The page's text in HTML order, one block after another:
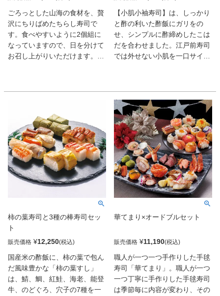
ごろっとした山海の食材を、贅
沢にちりばめたちらし寿司で
す。食べやすいように2個組に
なっていますので、日を分けて
お召し上がりいただけます。電
【小肌小袖寿司】は、しっかり
と酢の利いた酢飯にガリをの
せ、シンプルに酢締めしたこは
だを合わせました。江戸前寿司
では外せない小肌を一口サイズ
にならってしっかりと酢の利い
た酢飯に椎茸煮とガリを混ぜ込
み、甘辛いタレで丁寧につけ焼
きした穴子を合わせた棒寿司。
別添で薫り高く風味のよい山椒
を付けました。4切れづつ小分
けにしているので必要な分だけ
レンジで温めてお召し上がりい
ただけます。
柿の葉寿司と3種の棒寿司セッ
ト
販売価格 ¥12,250
国産米の酢飯に、柿の葉で包ん
だ風味豊かな「柿の葉すし」
は、鯖、鯛、紅鮭、海老、能登
牛、のどぐろ、穴子の7種を一
華てまり×オードブルセット
販売価格 ¥11,190
職人が一つ一つ手作りした手毬
寿司「華てまり」。職人が一つ
一つ丁寧に手作りした手毬寿司
は季節毎に内容が変わり、その